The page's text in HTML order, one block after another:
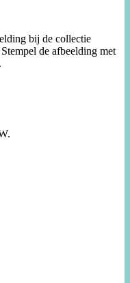
bij de collectie
de afbeelding met